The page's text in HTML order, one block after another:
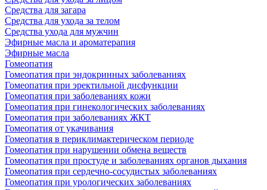
Средства для загара
Средства для ухода за телом
Средства ухода для мужчин
Эфирные масла и ароматерапия
Эфирные масла
Гомеопатия
Гомеопатия при эндокринных заболеваниях
Гомеопатия при эректильной дисфункции
Гомеопатия при заболеваниях кожи
Гомеопатия при гинекологических заболеваниях
Гомеопатия при заболеваниях ЖКТ
Гомеопатия от укачивания
Гомеопатия в периклимактерическом периоде
Гомеопатия при нарушении обмена веществ
Гомеопатия при простуде и заболеваниях органов дыхания
Гомеопатия при сердечно-сосудистых заболеваниях
Гомеопатия при урологических заболеваниях